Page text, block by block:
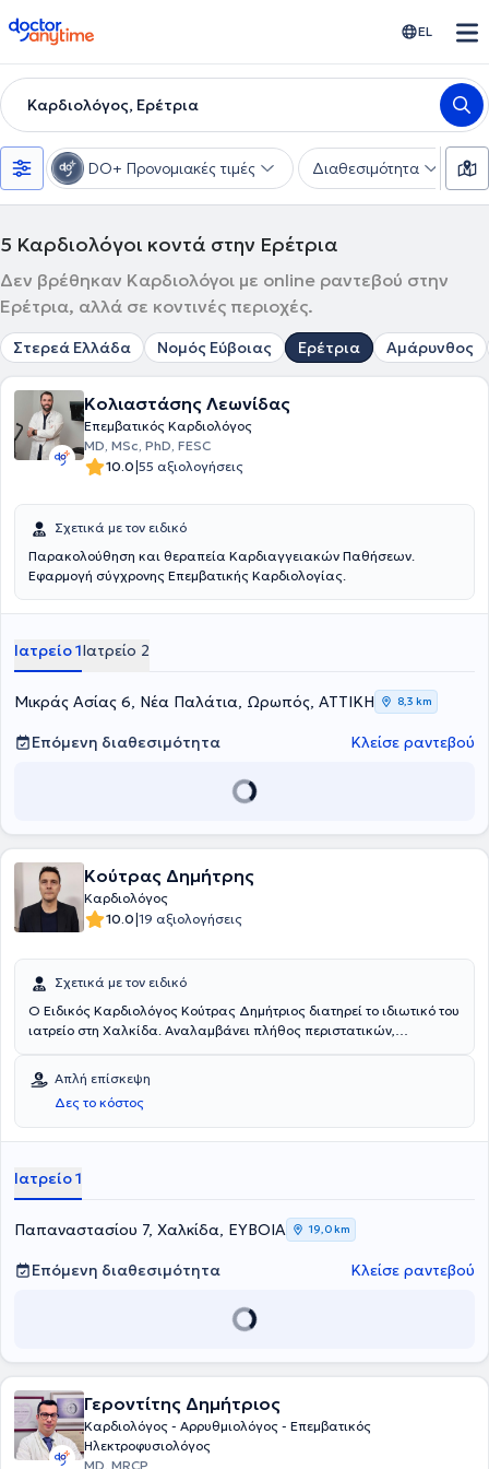
doctoranytime EL
Καρδιολόγος, Ερέτρια
DO+ Προνομιακές τιμές Διαθεσιμότητα
5 Καρδιολόγοι κοντά στην Ερέτρια
Δεν βρέθηκαν Καρδιολόγοι με online ραντεβού στην
Ερέτρια, αλλά σε κοντινές περιοχές.
Στερεά Ελλάδα Νομός Εύβοιας Ερέτρια Αμάρυνθος
Κολιαστάσης Λεωνίδας
Επεμβατικός Καρδιολόγος
MD, MSc, PhD, FESC
10.0|55 αξιολογήσεις
Σχετικά με τον ειδικό
Παρακολούθηση και θεραπεία Καρδιαγγειακών Παθήσεων.
Εφαρμογή σύγχρονης Επεμβατικής Καρδιολογίας.
Ιατρείο 1Ιατρείο 2
Μικράς Ασίας 6, Νέα Παλάτια, Ωρωπός, ΑΤΤΙΚΗ 8,3 km
Επόμενη διαθεσιμότητα Κλείσε ραντεβού
Κούτρας Δημήτρης
Καρδιολόγος
10.0|19 αξιολογήσεις
Σχετικά με τον ειδικό
Ο Ειδικός Καρδιολόγος Κούτρας Δημήτριος διατηρεί το ιδιωτικό του
ιατρείο στη Χαλκίδα. Αναλαμβάνει πλήθος περιστατικών,
στο επίκεντρο την καλύτερη δυνατή εξυπηρέτηση των αναγκών κάθε
ασθενούς. Ενδεικτικά στο ιατρείο του παρέχονται υπηρεσίες όπως:
Holter πίεσης, Triplex, Ηλεκτροκαρδιογράφημα, Αντιμετώπιση
αρρυθμιών, Προεγχειρητικός καρδιολογικός έλεγχος
Απλή επίσκεψη
Δες το κόστος
Ιατρείο 1
Παπαναστασίου 7, Χαλκίδα, ΕΥΒΟΙΑ 19,0 km
Επόμενη διαθεσιμότητα Κλείσε ραντεβού
Γεροντίτης Δημήτριος
Καρδιολόγος - Αρρυθμιολόγος - Επεμβατικός
Ηλεκτροφυσιολόγος
MD, MRCP